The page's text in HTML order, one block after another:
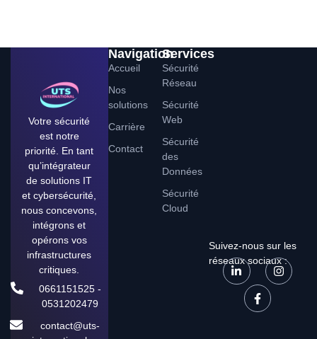
Votre sécurité
est notre
priorité. En tant
qu’intégrateur
de solutions IT
et cybersécurité,
nous concevons,
intégrons et
opérons vos
infrastructures
critiques.
0661151525 -
0531202479
contact@uts-
Navigation
Accueil
Nos
solutions
Carrière
Contact
Services
Sécurité
Réseau
Sécurité
Web
Sécurité
des
Données
Sécurité
Cloud
Suivez-nous sur les
réseaux sociaux :